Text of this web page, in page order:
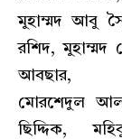
মুহাম্মদ আবু
রশিদ,
আবছার,
মোরশেদুল
ছিদ্দিক,